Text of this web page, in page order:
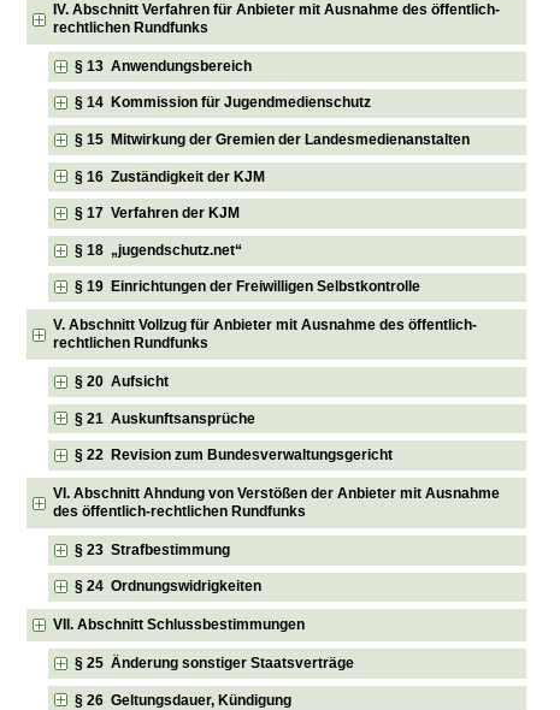
IV. Abschnitt Verfahren für Anbieter mit Ausnahme des öffentlich-
rechtlichen Rundfunks
§ 13 Anwendungsbereich
§ 14 Kommission für Jugendmedienschutz
§ 15 Mitwirkung der Gremien der Landesmedienanstalten
§ 16 Zuständigkeit der KJM
§ 17 Verfahren der KJM
§ 18 „jugendschutz.net“
§ 19 Einrichtungen der Freiwilligen Selbstkontrolle
V. Abschnitt Vollzug für Anbieter mit Ausnahme des öffentlich-
rechtlichen Rundfunks
§ 20 Aufsicht
§ 21 Auskunftsansprüche
§ 22 Revision zum Bundesverwaltungsgericht
VI. Abschnitt Ahndung von Verstößen der Anbieter mit Ausnahme
des öffentlich-rechtlichen Rundfunks
§ 23 Strafbestimmung
§ 24 Ordnungswidrigkeiten
VII. Abschnitt Schlussbestimmungen
§ 25 Änderung sonstiger Staatsverträge
§ 26 Geltungsdauer, Kündigung